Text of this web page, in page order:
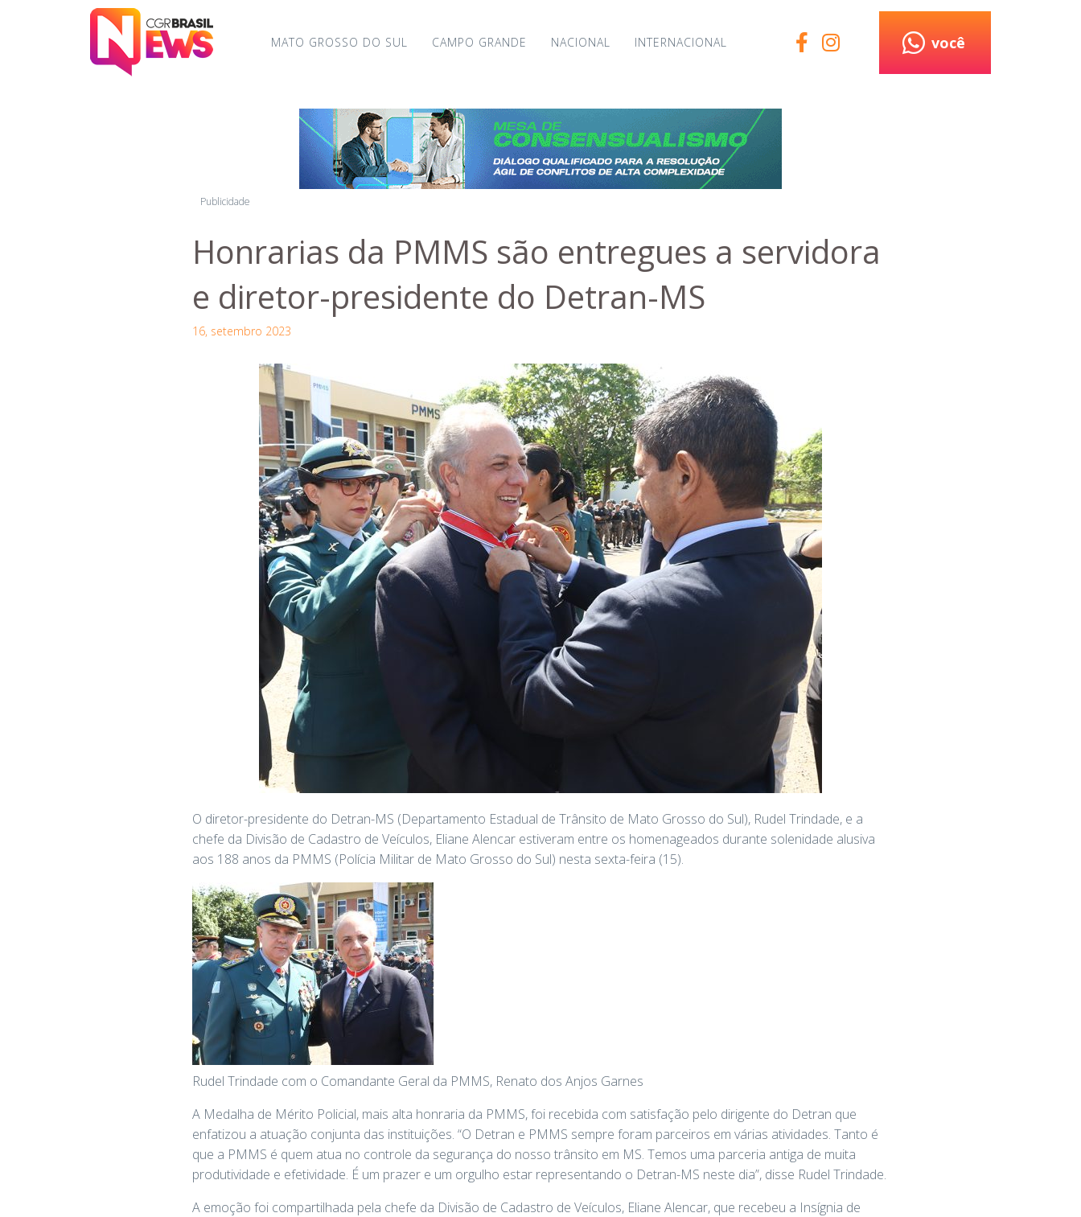
MATO GROSSO DO SUL CAMPO GRANDE NACIONAL INTERNACIONAL você
Publicidade
Honrarias da PMMS são entregues a servidora
e diretor-presidente do Detran-MS
16, setembro 2023
O diretor-presidente do Detran-MS (Departamento Estadual de Trânsito de Mato Grosso do Sul), Rudel Trindade, e a
chefe da Divisão de Cadastro de Veículos, Eliane Alencar estiveram entre os homenageados durante solenidade alusiva
aos 188 anos da PMMS (Polícia Militar de Mato Grosso do Sul) nesta sexta-feira (15).
Rudel Trindade com o Comandante Geral da PMMS, Renato dos Anjos Garnes
A Medalha de Mérito Policial, mais alta honraria da PMMS, foi recebida com satisfação pelo dirigente do Detran que
enfatizou a atuação conjunta das instituições. “O Detran e PMMS sempre foram parceiros em várias atividades. Tanto é
que a PMMS é quem atua no controle da segurança do nosso trânsito em MS. Temos uma parceria antiga de muita
produtividade e efetividade. É um prazer e um orgulho estar representando o Detran-MS neste dia”, disse Rudel Trindade.
A emoção foi compartilhada pela chefe da Divisão de Cadastro de Veículos, Eliane Alencar, que recebeu a Insígnia de